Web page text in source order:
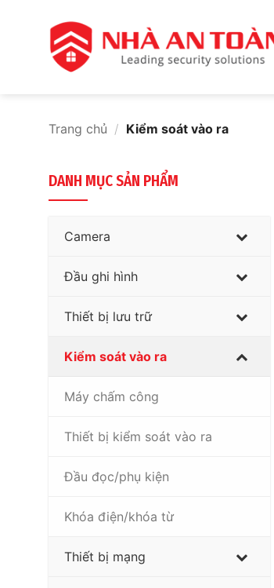
Trang chủ / Kiểm soát vào ra
DANH MỤC SẢN PHẨM
Camera
Đầu ghi hình
Thiết bị lưu trữ
Kiểm soát vào ra
Máy chấm công
Thiết bị kiểm soát vào ra
Đầu đọc/phụ kiện
Khóa điện/khóa từ
Thiết bị mạng